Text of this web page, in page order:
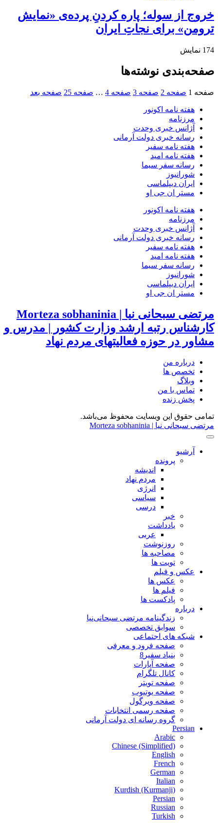
خروج از سوله؛ پاره کردنِ پرده‌ی «نمایش
ترومن» برای نجاتِ ایران
174 نمایش
صفحه‌بندی نوشته‌ها
صفحه 1 صفحه 2 صفحه 3 صفحه 4
… صفحه 25 صفحه بعد
هفته نامه اکونور
مرزنامه
آژانس خبری وحدت
رسانه خبری دولت آرمانی
هفته نامه سفیر
هفته نامه امید
رسانه سفر سیما
شورانیوز
ایران دیپلماسی
مستر ان جی او
هفته نامه اکونور
مرزنامه
آژانس خبری وحدت
رسانه خبری دولت آرمانی
هفته نامه سفیر
هفته نامه امید
رسانه سفر سیما
شورانیوز
ایران دیپلماسی
مستر ان جی او
مرتضی سبحانی نیا | Morteza sobhaninia
کارشناس رتبه ارشد وزارت کشور | مدرس و
مشاور در حوزه فعالیتهای مردم نهاد
درباره من
تخصص ها
وبلاگ
تماس با من
پخش زنده
تمامی حقوق این وبسایت محفوظ می‌باشد.
مرتضی سبحانی نیا | Morteza sobhaninia
آرشیو
پرونده
اندیشه
مردم نهاد
انرژی
سیاسی
درسی
خبر
یادداشت
عربی
روزنوشت
مصاحبه ها
تویت ها
عکس و فیلم
عکس ها
فیلم ها
پادکست ها
درباره
زندگینامه مرتضی سبحانی‌نیا
سوابق تخصصی
شبکه های اجتماعی
صفحه فرود و معرفی
بنیاد سفیر8
صفحه آپارات
کانال تلگرام
صفحه تویتر
صفحه یوتیوب
صفحه ویرگول
صفحه رسمی انتخابات
گروه رسانه ای دولت آرمانی
Persian
Arabic
Chinese (Simplified)
English
French
German
Italian
Kurdish (Kurmanji)
Persian
Russian
Turkish